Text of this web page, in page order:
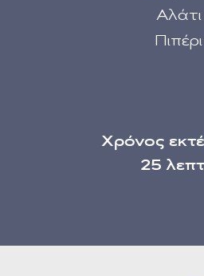
Αλάτι
Πιπέρι
Χρόνος
25